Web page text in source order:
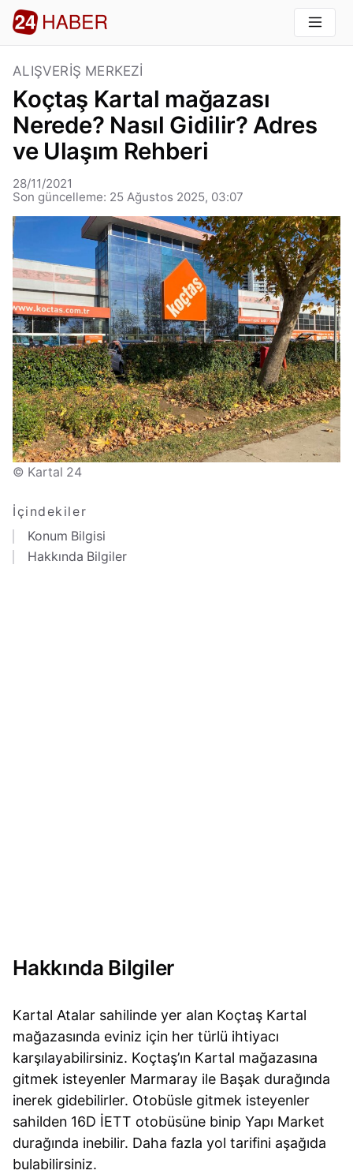
ALIŞVERIŞ MERKEZI
Koçtaş Kartal mağazası
Nerede? Nasıl Gidilir? Adres
ve Ulaşım Rehberi
28/11/2021
Son güncelleme: 25 Ağustos 2025, 03:07
© Kartal 24
İçindekiler
Konum Bilgisi
Hakkında Bilgiler
Hakkında Bilgiler
Kartal Atalar sahilinde yer alan Koçtaş Kartal
mağazasında eviniz için her türlü ihtiyacı
karşılayabilirsiniz. Koçtaş’ın Kartal mağazasına
gitmek isteyenler Marmaray ile Başak durağında
inerek gidebilirler. Otobüsle gitmek isteyenler
sahilden 16D İETT otobüsüne binip Yapı Market
durağında inebilir. Daha fazla yol tarifini aşağıda
bulabilirsiniz.